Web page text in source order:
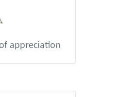
appreciation